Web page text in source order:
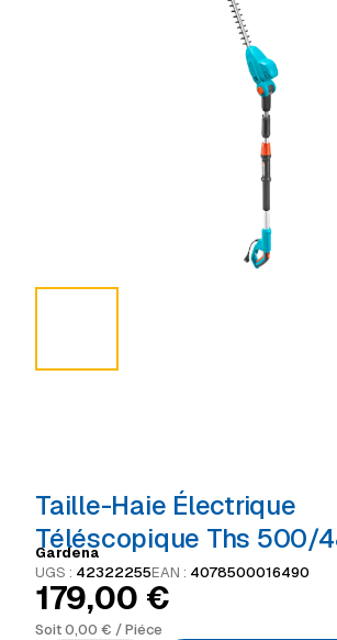
Taille-Haie Électrique
Téléscopique Ths 500/
Gardena
UGS : 42322255EAN : 4078500016490
179,00 €
Soit0,00 € / Piéce